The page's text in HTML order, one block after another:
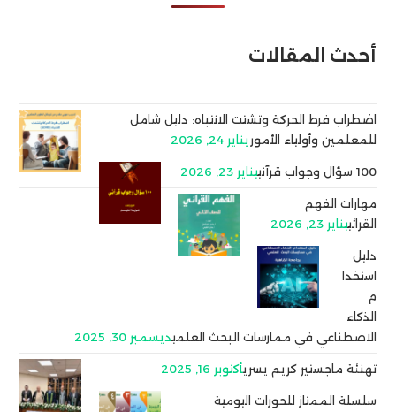
أحدث المقالات
اضطراب فرط الحركة وتشتت الانتباه: دليل شامل
للمعلمين وأولياء الأمور يناير 24, 2026
100 سؤال وجواب قرآني يناير 23, 2026
مهارات الفهم
القرائييناير 23, 2026
دليل
استخدا
م
الذكاء
الاصطناعي في ممارسات البحث العلميديسمبر 30, 2025
تهنئة ماجستير كريم يسريأكتوبر 16, 2025
سلسلة الممتاز للحورات اليومية